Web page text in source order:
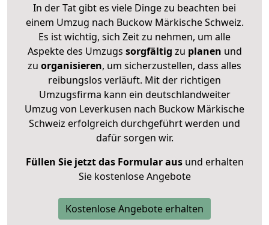
In der Tat gibt es viele Dinge zu beachten bei
einem Umzug nach Buckow Märkische Schweiz.
Es ist wichtig, sich Zeit zu nehmen, um alle
Aspekte des Umzugs sorgfältig zu planen und
zu organisieren, um sicherzustellen, dass alles
reibungslos verläuft. Mit der richtigen
Umzugsfirma kann ein deutschlandweiter
Umzug von Leverkusen nach Buckow Märkische
Schweiz erfolgreich durchgeführt werden und
dafür sorgen wir.
Füllen Sie jetzt das Formular ausund erhalten
Sie kostenlose Angebote
Kostenlose Angebote erhalten